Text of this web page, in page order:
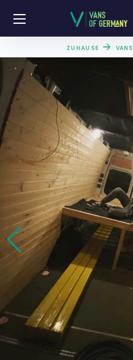
ZUHAUSE VANS